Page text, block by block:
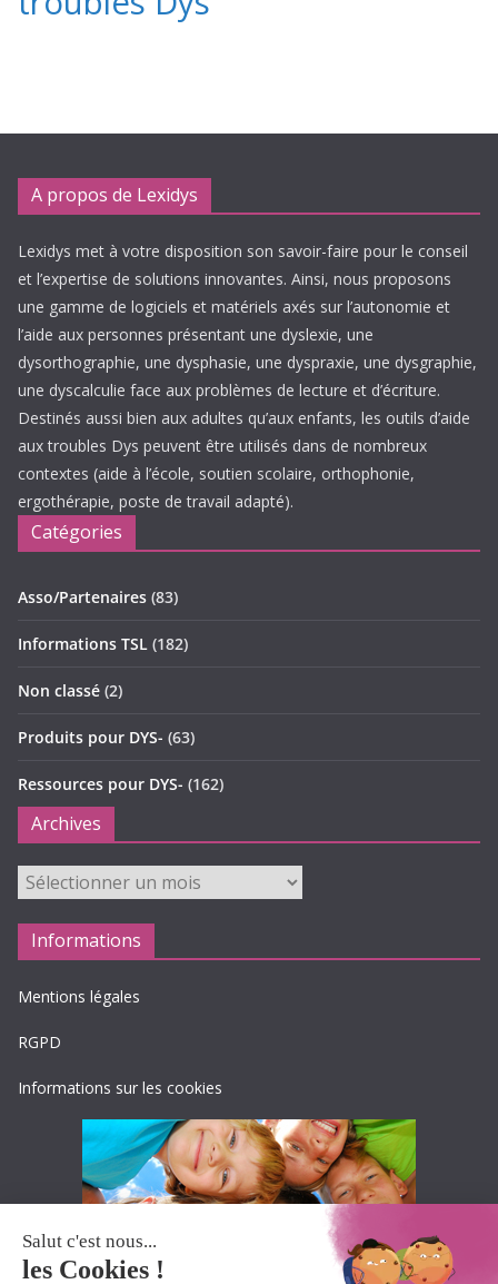
A propos de Lexidys
Lexidys met à votre disposition son savoir-faire pour le conseil
et l’expertise de solutions innovantes. Ainsi, nous proposons
une gamme de logiciels et matériels axés sur l’autonomie et
l’aide aux personnes présentant une dyslexie, une
dysorthographie, une dysphasie, une dyspraxie, une dysgraphie,
une dyscalculie face aux problèmes de lecture et d’écriture.
Destinés aussi bien aux adultes qu’aux enfants, les outils d’aide
aux troubles Dys peuvent être utilisés dans de nombreux
contextes (aide à l’école, soutien scolaire, orthophonie,
ergothérapie, poste de travail adapté).
Catégories
Asso/Partenaires (83)
Informations TSL (182)
Non classé (2)
Produits pour DYS- (63)
Ressources pour DYS- (162)
Archives
Archives
Informations
Mentions légales
RGPD
Informations sur les cookies